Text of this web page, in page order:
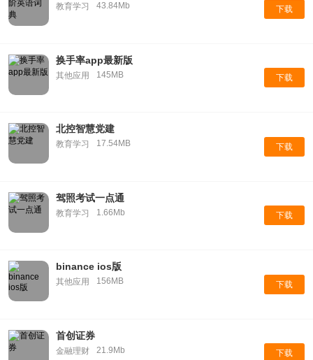
教育学习 43.84Mb 下载
换手率app最新版
其他应用 145MB 下载
北控智慧党建
教育学习 17.54MB 下载
驾照考试一点通
教育学习 1.66Mb 下载
binance ios版
其他应用 156MB 下载
首创证券
金融理财 21.9Mb 下载